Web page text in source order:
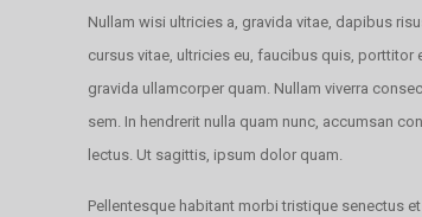
Nullam wisi ultricies a, gravida vitae, dapibus
cursus vitae, ultricies eu, faucibus quis,
gravida ullamcorper quam. Nullam viverra
sem. In hendrerit nulla quam nunc, accumsan
lectus. Ut sagittis, ipsum dolor quam.
Pellentesque habitant morbi tristique senectus